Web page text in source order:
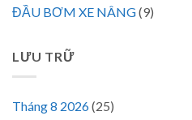
ĐẦU BƠM XE NÂNG(9)
LƯU TRỮ
Tháng 8 2026(25)